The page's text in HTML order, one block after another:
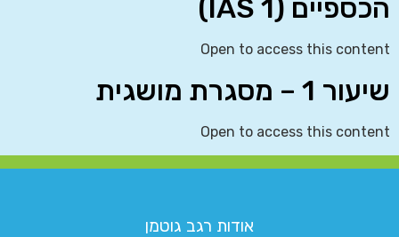
הכספיים (IAS 1)
Open to access this content
שיעור 1 – מסגרת מושגית
Open to access this content
אודות רגב גוטמן